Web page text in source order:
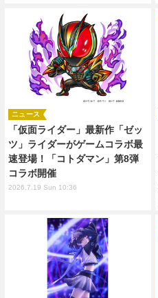
「仮面ライダー」最新作「ゼッ
ツ」ライダーがゲームコラボ最
速登場！「コトダマン」第8弾
コラボ開催
ニュース
2026.7.19 Sun 10:36